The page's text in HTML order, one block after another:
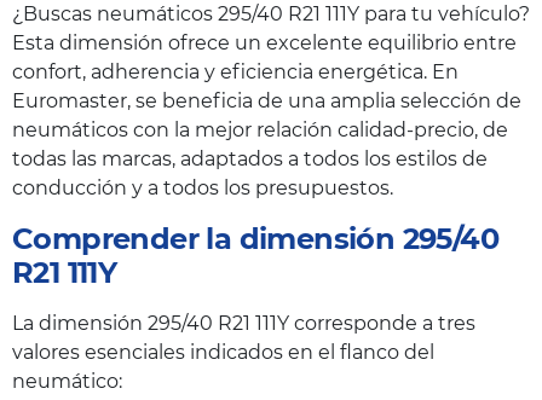
¿Buscas neumáticos 295/40 R21 111Y para tu vehículo?
Esta dimensión ofrece un excelente equilibrio entre
confort, adherencia y eficiencia energética. En
Euromaster, se beneficia de una amplia selección de
neumáticos con la mejor relación calidad-precio, de
todas las marcas, adaptados a todos los estilos de
conducción y a todos los presupuestos.
Comprender la dimensión 295/40
R21 111Y
La dimensión 295/40 R21 111Y corresponde a tres
valores esenciales indicados en el flanco del
neumático: